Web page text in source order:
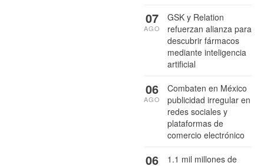
GSK y Relation
refuerzan alianza para
descubrir fármacos
mediante inteligencia
artificial
07
AGO
Combaten en México
publicidad irregular en
redes sociales y
plataformas de
comercio electrónico
06
AGO
1.1 mil millones de
06